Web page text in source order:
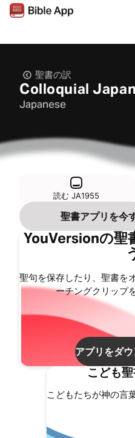
聖書の訳
Colloquial
Japanese
読む JA1955
聖書アプリを今
YouVersionの聖
聖句を保存したり、聖書を
ーチングクリップ
アプリをダ
こども
こどもたちが神の言